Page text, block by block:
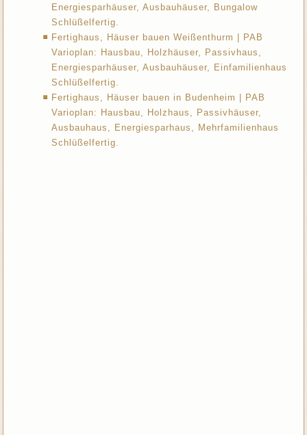
Energiesparhäuser, Ausbauhäuser, Bungalow
Schlüßelfertig.
Fertighaus, Häuser bauen Weißenthurm | PAB
Varioplan: Hausbau, Holzhäuser, Passivhaus,
Energiesparhäuser, Ausbauhäuser, Einfamilienhaus
Schlüßelfertig.
Fertighaus, Häuser bauen in Budenheim | PAB
Varioplan: Hausbau, Holzhaus, Passivhäuser,
Ausbauhaus, Energiesparhaus, Mehrfamilienhaus
Schlüßelfertig.